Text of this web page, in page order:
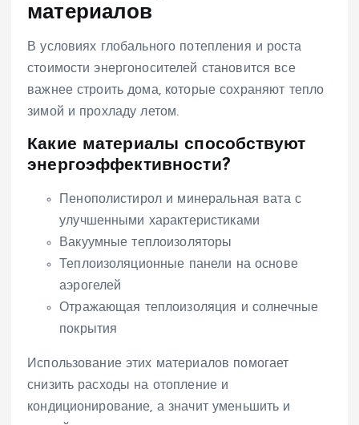
материалов
В условиях глобального потепления и роста
стоимости энергоносителей становится все
важнее строить дома, которые сохраняют тепло
зимой и прохладу летом.
Какие материалы способствуют
энергоэффективности?
Пенополистирол и минеральная вата с
улучшенными характеристиками
Вакуумные теплоизоляторы
Теплоизоляционные панели на основе
аэрогелей
Отражающая теплоизоляция и солнечные
покрытия
Использование этих материалов помогает
снизить расходы на отопление и
кондиционирование, а значит уменьшить и